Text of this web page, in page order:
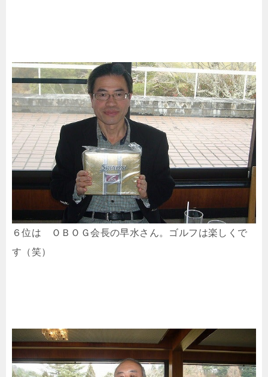
６位は ＯＢＯＧ会長の早水さん。ゴルフは楽しくで
す（笑）